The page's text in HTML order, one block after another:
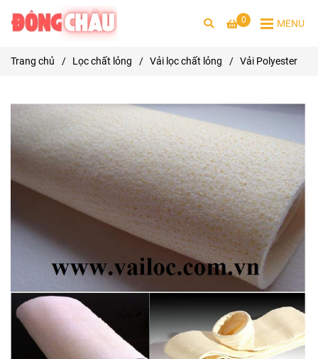
0 MENU
Trang chủ / Lọc chất lỏng / Vải lọc chất lỏng / Vải Polyester